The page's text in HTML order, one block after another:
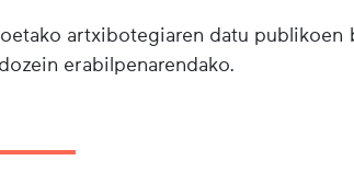
artxibotegiaren datu publikoen
erabilpenarendako.